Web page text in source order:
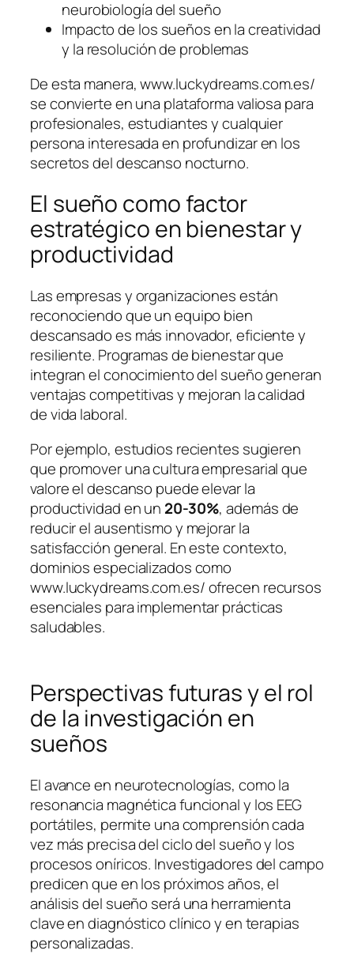
neurobiología del sueño
Impacto de los sueños en la creatividad
y la resolución de problemas
De esta manera, www.luckydreams.com.es/
se convierte en una plataforma valiosa para
profesionales, estudiantes y cualquier
persona interesada en profundizar en los
secretos del descanso nocturno.
El sueño como factor
estratégico en bienestar y
productividad
Las empresas y organizaciones están
reconociendo que un equipo bien
descansado es más innovador, eficiente y
resiliente. Programas de bienestar que
integran el conocimiento del sueño generan
ventajas competitivas y mejoran la calidad
de vida laboral.
Por ejemplo, estudios recientes sugieren
que promover una cultura empresarial que
valore el descanso puede elevar la
productividad en un 20-30%, además de
reducir el ausentismo y mejorar la
satisfacción general. En este contexto,
dominios especializados como
www.luckydreams.com.es/ ofrecen recursos
esenciales para implementar prácticas
saludables.
Perspectivas futuras y el rol
de la investigación en
sueños
El avance en neurotecnologías, como la
resonancia magnética funcional y los EEG
portátiles, permite una comprensión cada
vez más precisa del ciclo del sueño y los
procesos oníricos. Investigadores del campo
predicen que en los próximos años, el
análisis del sueño será una herramienta
clave en diagnóstico clínico y en terapias
personalizadas.